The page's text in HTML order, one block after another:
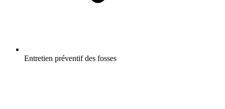
Entretien préventif des fosses